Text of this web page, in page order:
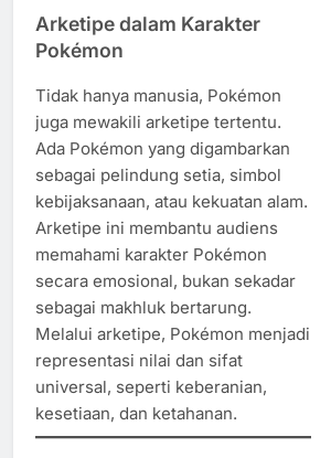
Arketipe dalam Karakter
Pokémon
Tidak hanya manusia, Pokémon
juga mewakili arketipe tertentu.
Ada Pokémon yang digambarkan
sebagai pelindung setia, simbol
kebijaksanaan, atau kekuatan alam.
Arketipe ini membantu audiens
memahami karakter Pokémon
secara emosional, bukan sekadar
sebagai makhluk bertarung.
Melalui arketipe, Pokémon menjadi
representasi nilai dan sifat
universal, seperti keberanian,
kesetiaan, dan ketahanan.